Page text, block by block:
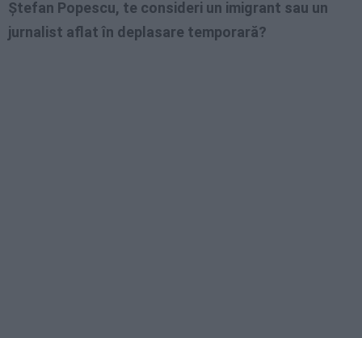
Ștefan Popescu, te consideri un imigrant sau un
jurnalist aflat în deplasare temporară?